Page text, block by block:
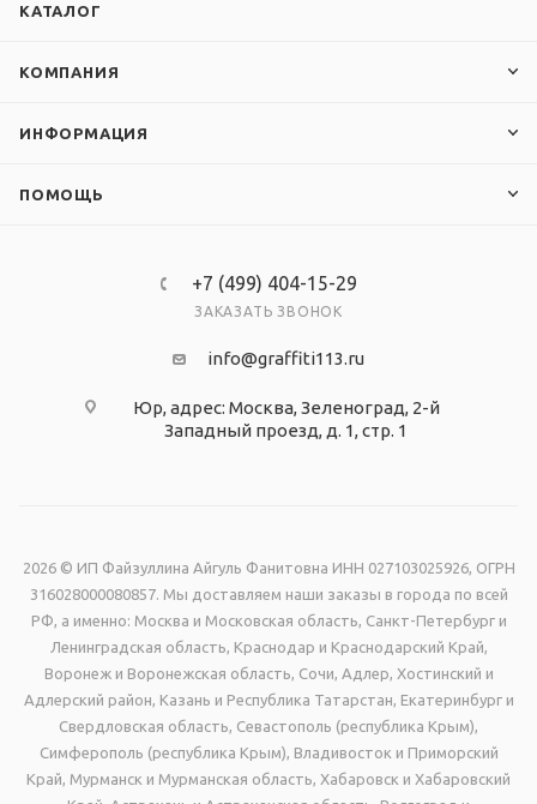
КАТАЛОГ
КОМПАНИЯ
ИНФОРМАЦИЯ
ПОМОЩЬ
+7 (499) 404-15-29
ЗАКАЗАТЬ ЗВОНОК
info@graffiti113.ru
Юр, адрес: Москва, Зеленоград, 2-й
Западный проезд, д. 1, стр. 1
2026 © ИП Файзуллина Айгуль Фанитовна ИНН 027103025926, ОГРН
316028000080857. Мы доставляем наши заказы в города по всей
РФ, а именно: Москва и Московская область, Санкт-Петербург и
Ленинградская область, Краснодар и Краснодарский Край,
Воронеж и Воронежская область, Сочи, Адлер, Хостинский и
Адлерский район, Казань и Республика Татарстан, Екатеринбург и
Свердловская область, Севастополь (республика Крым),
Симферополь (республика Крым), Владивосток и Приморский
Край, Мурманск и Мурманская область, Хабаровск и Хабаровский